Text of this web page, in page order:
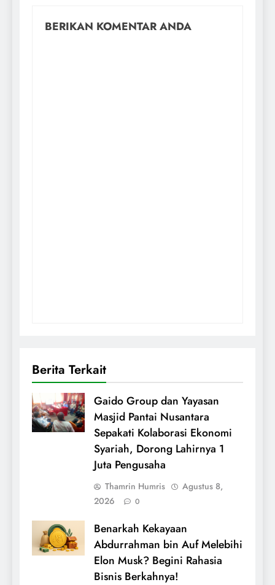
BERIKAN KOMENTAR ANDA
Berita Terkait
Gaido Group dan Yayasan
Masjid Pantai Nusantara
Sepakati Kolaborasi Ekonomi
Syariah, Dorong Lahirnya 1
Juta Pengusaha
Thamrin Humris
Agustus 8,
2026
0
Benarkah Kekayaan
Abdurrahman bin Auf Melebihi
Elon Musk? Begini Rahasia
Bisnis Berkahnya!